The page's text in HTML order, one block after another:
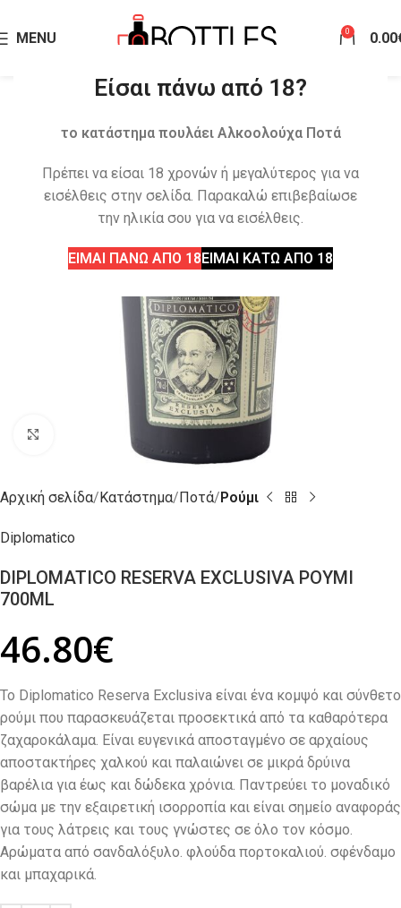
Είσαι πάνω από 18?
το κατάστημα πουλάει Αλκοολούχα Ποτά
Πρέπει να είσαι 18 χρονών ή μεγαλύτερος για να
εισέλθεις στην σελίδα. Παρακαλώ επιβεβαίωσε
την ηλικία σου για να εισέλθεις.
ΕΙΜΑΙ ΠΑΝΩ ΑΠΟ 18ΕΙΜΑΙ ΚΑΤΩ ΑΠΟ 18
MENU 0 0.00
Click to enlarge
Αρχική σελίδα Κατάστημα Ποτά Ρούμι
Diplomatico
DIPLOMATICO RESERVA EXCLUSIVA ΡΟΥΜΙ
700ML
46.80€
Το Diplomatico Reserva Exclusiva είναι ένα κομψό και σύνθετο
ρούμι που παρασκευάζεται προσεκτικά από τα καθαρότερα
ζαχαροκάλαμα. Είναι ευγενικά αποσταγμένο σε αρχαίους
αποστακτήρες χαλκού και παλαιώνει σε μικρά δρύινα
βαρέλια για έως και δώδεκα χρόνια. Παντρεύει το μοναδικό
σώμα με την εξαιρετική ισορροπία και είναι σημείο αναφοράς
για τους λάτρεις και τους γνώστες σε όλο τον κόσμο.
Αρώματα από σανδαλόξυλο. φλούδα πορτοκαλιού. σφένδαμο
και μπαχαρικά.